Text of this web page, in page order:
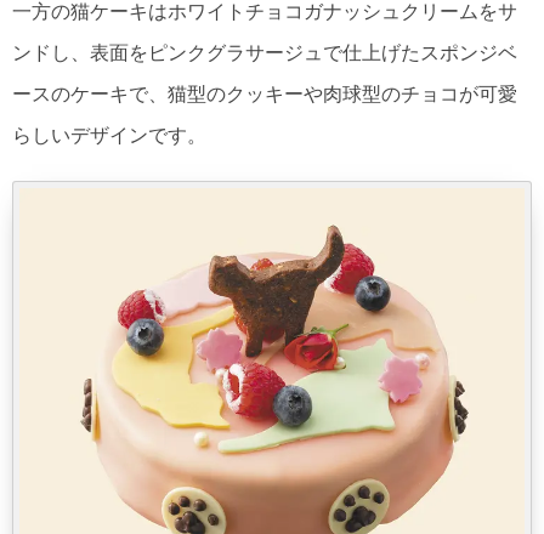
一方の猫ケーキはホワイトチョコガナッシュクリームをサ
ンドし、表面をピンクグラサージュで仕上げたスポンジベ
ースのケーキで、猫型のクッキーや肉球型のチョコが可愛
らしいデザインです。